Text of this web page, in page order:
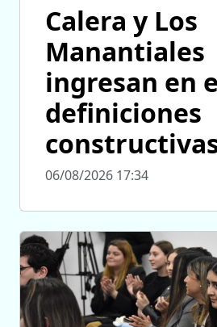
Calera y Los
Manantiales
ingresan en
definiciones
06/08/2026 17:34